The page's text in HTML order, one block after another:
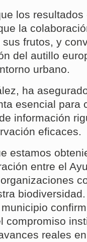
los
la
frutos, y
del autillo
urbano.
ha
esencial para
información
eficaces.
estamos
entre el
compromiso
reales